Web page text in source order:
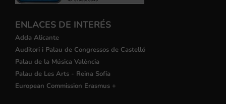
ENLACES DE INTERÉS
Adda Alicante
Auditori i Palau de Congressos de Castelló
Palau de la Música València
Palau de Les Arts - Reina Sofía
European Commission Erasmus +